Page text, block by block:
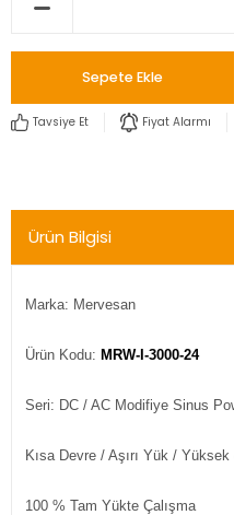
Sepete Ekle
Tavsiye Et Fiyat Alarmı
Ürün Bilgisi
Marka: Mervesan
Ürün Kodu: MRW-I-3000-24
Seri: DC / AC Modifiye Sinus
Kısa Devre / Aşırı Yük /
100 % Tam Yükte Çalışma